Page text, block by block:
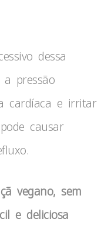
dessa
pressão
cardíaca e irritar
causar
vegano, sem
e deliciosa